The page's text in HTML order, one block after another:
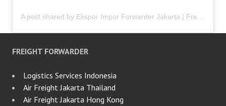
FREIGHT FORWARDER
Logistics Services Indonesia
Air Freight Jakarta Thailand
Air Freight Jakarta Hong Kong